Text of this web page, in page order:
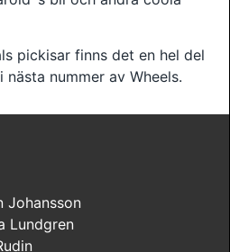
pickisar finns det en hel del
nummer av Wheels.
Johansson
Lundgren